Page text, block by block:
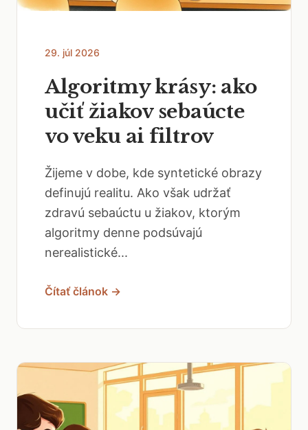
29. júl 2026
Algoritmy krásy: ako
učiť žiakov sebaúcte
vo veku ai filtrov
Žijeme v dobe, kde syntetické obrazy
definujú realitu. Ako však udržať
zdravú sebaúctu u žiakov, ktorým
algoritmy denne podsúvajú
nerealistické...
Čítať článok →